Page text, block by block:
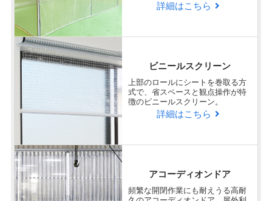
テントご購入 回答日：2025/04/02
福岡県
Q
ラクスル ビニプロの商品・サービ
スに対する総合的な満足度を教え
てください。
やや満足
納期短縮の融通をしていただけるため。
Q
詳細はこちら
ビニールスクリーン
上部のロールにシートを巻取る方
式で、省スペースと観点操作が特
徴のビニールスクリーン。
詳細はこちら
アコーディオンドア
頻繁な開閉作業にも耐えうる高耐